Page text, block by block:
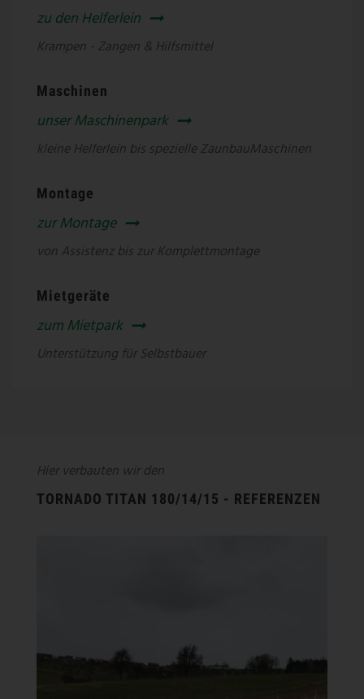
zu den Helferlein
Krampen - Zangen & Hilfsmittel
Maschinen
unser Maschinenpark
kleine Helferlein bis spezielle ZaunbauMaschinen
Montage
zur Montage
von Assistenz bis zur Komplettmontage
Mietgeräte
zum Mietpark
Unterstützung für Selbstbauer
Hier verbauten wir den
TORNADO TITAN 180/14/15 - REFERENZEN